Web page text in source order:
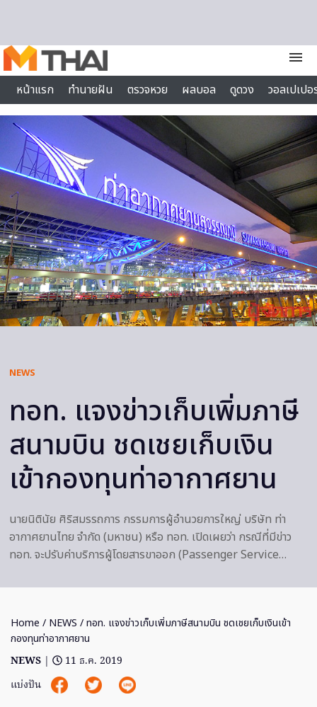
menu
หน้าแรก
ทำนายฝัน ตรวจหวย ผลบอล ดูดวง
วอลเปเป
ไลฟ์สไตล์
NEWS
ทอท. แจงข่าวเก็บเพิ่มภาษี
สนามบิน ชดเชยเก็บเงิน
เข้ากองทุนท่าอากาศยาน
นายนิตินัย ศิริสมรรถการ กรรมการผู้อำนวยการใหญ่ บริษัท ท่า
อากาศยานไทย จำกัด (มหาชน) หรือ ทอท. เปิดเผยว่า กรณีที่มีข่าว
ทอท. จะปรับค่าบริการผู้โดยสารขาออก (Passenger Service…
Home / NEWS / ทอท. แจงข่าวเก็บเพิ่มภาษีสนามบิน ชดเชยเก็บเงินเข้า
กองทุนท่าอากาศยาน
NEWS |
11 ธ.ค. 2019
แบ่งปัน